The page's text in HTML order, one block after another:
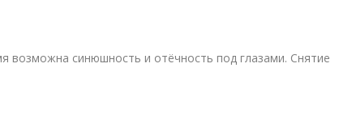
возможна синюшность и отёчность под глазами. Снятие